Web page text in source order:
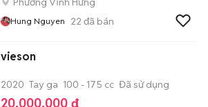
Hung Nguyen 22 đã bán
vieson
2020 Tay ga 100 - 175 cc Đã sử dụng
20.000.000 đ